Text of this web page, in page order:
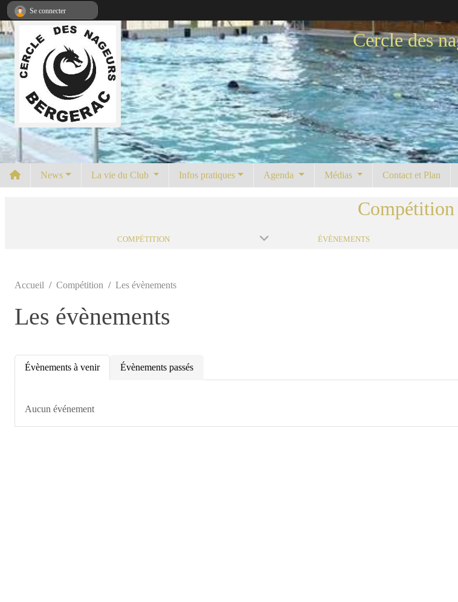
Cercle des
News La vie du Club Infos pratiques Agenda Médias Contact et Plan
Compétition
COMPÉTITION ÉVÈNEMENTS
Accueil Compétition Les évènements
Les évènements
Évènements à venir Évènements passés
Aucun événement
Se connecter
Panneau de gestion des cookies